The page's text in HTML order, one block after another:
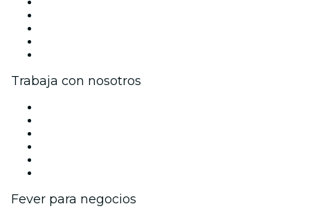
Trabaja con nosotros
Fever para negocios